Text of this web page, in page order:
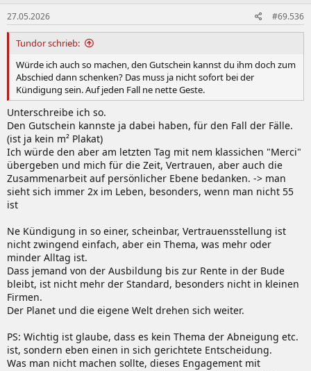
27.05.2026 #69.536
Tundor schrieb:
Würde ich auch so machen, den Gutschein kannst du ihm doch zum
Abschied dann schenken? Das muss ja nicht sofort bei der
Kündigung sein. Auf jeden Fall ne nette Geste.
Unterschreibe ich so.
Den Gutschein kannste ja dabei haben, für den Fall der Fälle.
(ist ja kein m² Plakat)
Ich würde den aber am letzten Tag mit nem klassichen "Merci"
übergeben und mich für die Zeit, Vertrauen, aber auch die
Zusammenarbeit auf persönlicher Ebene bedanken. -> man
sieht sich immer 2x im Leben, besonders, wenn man nicht 55
ist
Ne Kündigung in so einer, scheinbar, Vertrauensstellung ist
nicht zwingend einfach, aber ein Thema, was mehr oder
minder Alltag ist.
Dass jemand von der Ausbildung bis zur Rente in der Bude
bleibt, ist nicht mehr der Standard, besonders nicht in kleinen
Firmen.
Der Planet und die eigene Welt drehen sich weiter.
PS: Wichtig ist glaube, dass es kein Thema der Abneigung etc.
ist, sondern eben einen in sich gerichtete Entscheidung.
Was man nicht machen sollte, dieses Engagement mit